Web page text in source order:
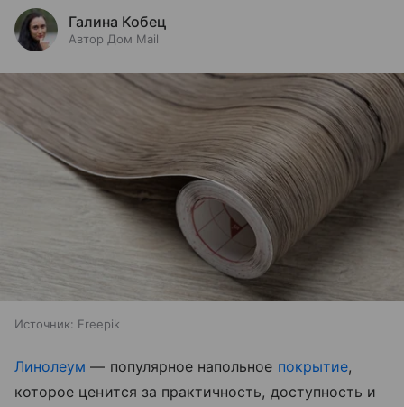
Галина Кобец
Автор Дом Mail
Источник: Freepik
Линолеум — популярное напольное покрытие,
которое ценится за практичность, доступность и